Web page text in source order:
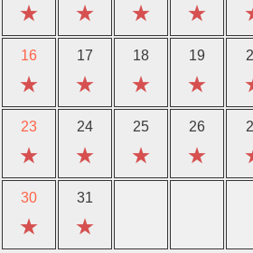
★ ★ ★ ★
16
★
17
★
18
★
19
★
23
★
24
★
25
★
26
★
30
★
31
★